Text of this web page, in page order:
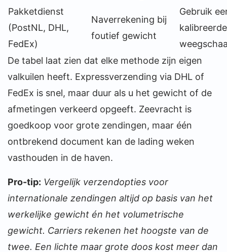
Pakketdienst
(PostNL, DHL,
FedEx)
Naverrekening bij
foutief gewicht
Gebruik
kalibreerde
De tabel laat zien dat elke methode zijn eigen
valkuilen heeft. Expressverzending via DHL of
FedEx is snel, maar duur als u het gewicht of de
afmetingen verkeerd opgeeft. Zeevracht is
goedkoop voor grote zendingen, maar één
ontbrekend document kan de lading weken
vasthouden in de haven.
Pro-tip: Vergelijk verzendopties voor
internationale zendingen altijd op basis van het
werkelijke gewicht én het volumetrische
gewicht. Carriers rekenen het hoogste van de
twee. Een lichte maar grote doos kost meer dan